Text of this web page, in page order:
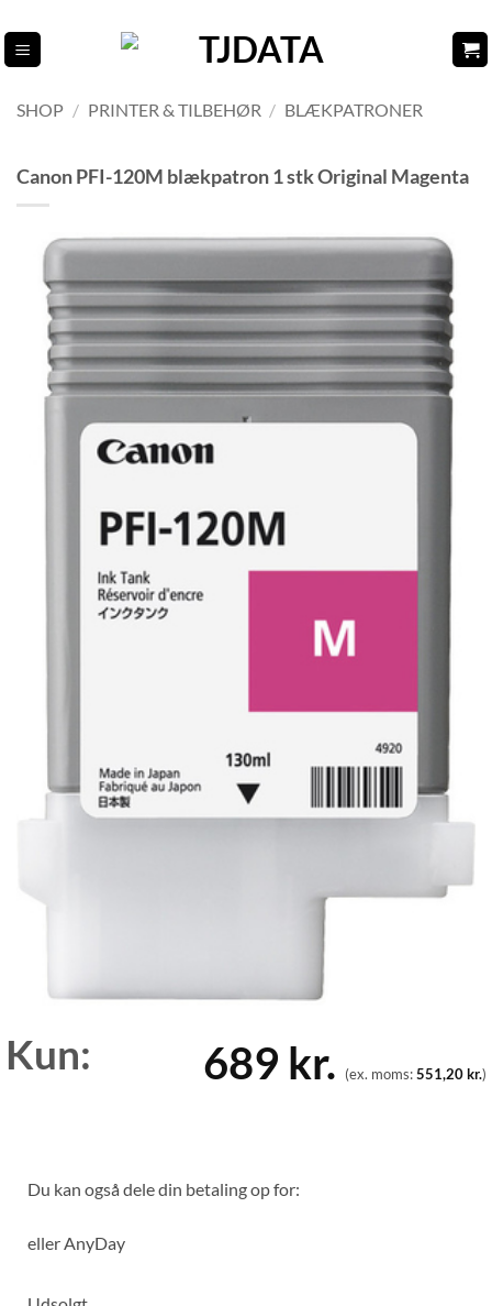
til
indhold
SHOP / PRINTER & TILBEHØR / BLÆKPATRONER
Canon PFI-120M blækpatron 1 stk Original Magenta
Kun: 689 kr. (ex. moms:551,20kr.)
Du kan også dele din betaling op for:
ellerAnyDay